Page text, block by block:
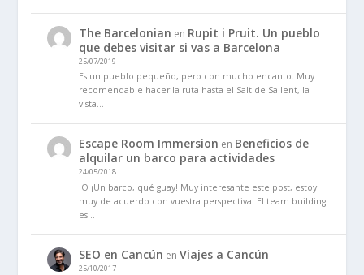
The Barcelonian en Rupit i Pruit. Un pueblo
que debes visitar si vas a Barcelona
25/07/2019
Es un pueblo pequeño, pero con mucho encanto. Muy
recomendable hacer la ruta hasta el Salt de Sallent, la
vista…
Escape Room Immersion en Beneficios de
alquilar un barco para actividades
24/05/2018
:O ¡Un barco, qué guay! Muy interesante este post, estoy
muy de acuerdo con vuestra perspectiva. El team building
es…
SEO en Cancún enViajes a Cancún
25/10/2017